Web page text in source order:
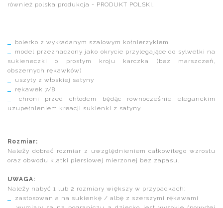
również polska produkcja - PRODUKT POLSKI.
bolerko z wykładanym szalowym kołnierzykiem
model przeznaczony jako okrycie przylegające do sylwetki na
sukieneczki o prostym kroju karczka (bez marszczeń,
obszernych rękawków)
uszyty z włoskiej satyny
rękawek 7/8
chroni przed chłodem będąc równocześnie eleganckim
uzupełnieniem kreacji sukienki z satyny
Rozmiar:
Należy dobrać rozmiar z uwzględnieniem całkowitego wzrostu
oraz obwodu klatki piersiowej mierzonej bez zapasu.
UWAGA:
Należy nabyć 1 lub 2 rozmiary większy w przypadkach:
zastosowania na sukienkę / albę z szerszymi rękawami